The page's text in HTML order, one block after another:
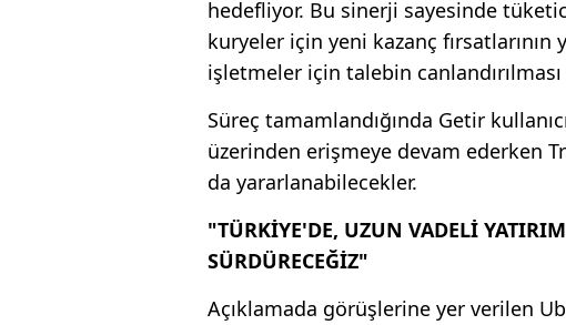
hedefliyor. Bu sinerji sayesinde
kuryeler için yeni kazanç fırsatlarının
işletmeler için talebin canlandırılması
Süreç tamamlandığında Getir
üzerinden erişmeye devam ederken
da yararlanabilecekler.
"TÜRKİYE'DE, UZUN VADELİ
SÜRDÜRECEĞİZ"
Açıklamada görüşlerine yer verilen